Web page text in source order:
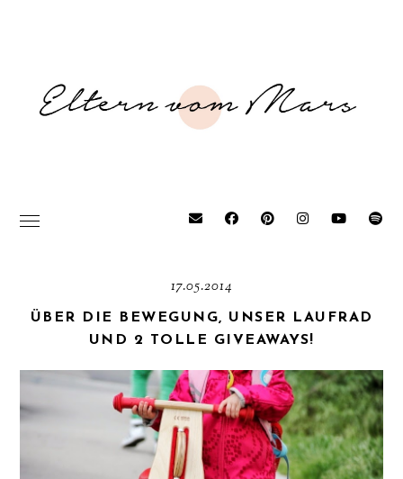
17.05.2014
ÜBER DIE BEWEGUNG, UNSER LAUFRAD
UND 2 TOLLE GIVEAWAYS!